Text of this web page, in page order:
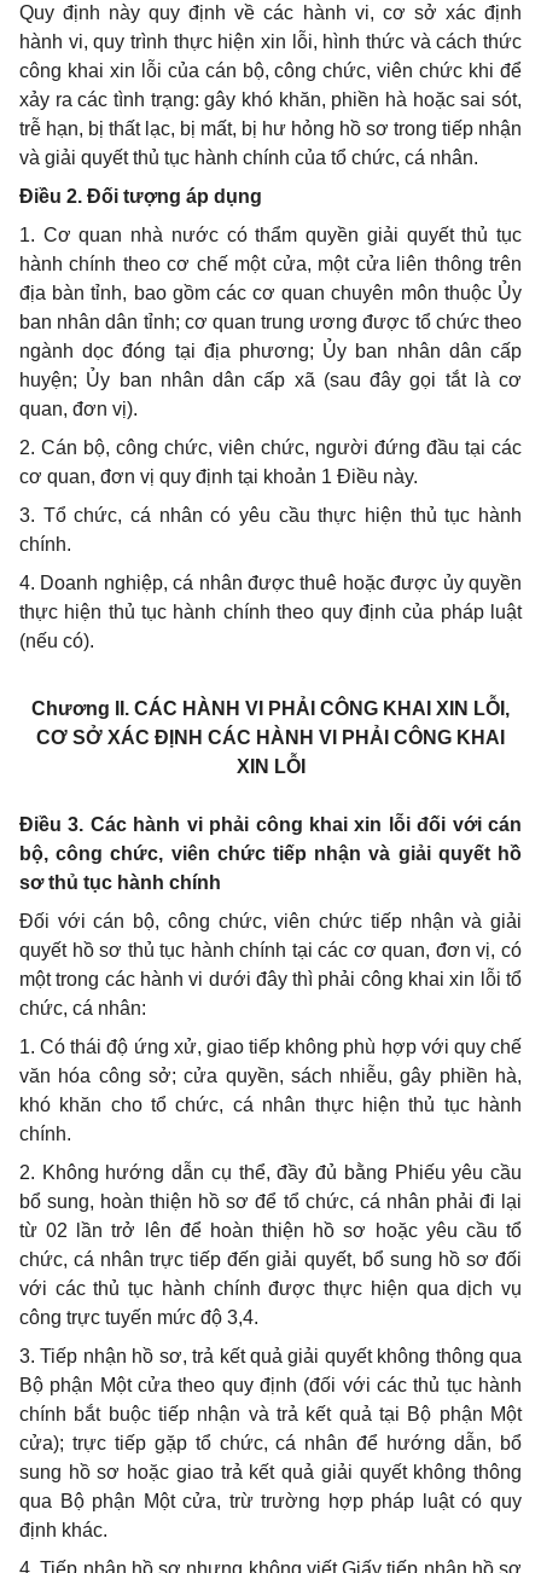
Quy định này quy định về các hành vi, cơ sở xác định
hành vi, quy trình thực hiện xin lỗi, hình thức và cách thức
công khai xin lỗi của cán bộ, công chức, viên chức khi để
xảy ra các tình trạng: gây khó khăn, phiền hà hoặc sai sót,
trễ hạn, bị thất lạc, bị mất, bị hư hỏng hồ sơ trong tiếp nhận
và giải quyết thủ tục hành chính của tổ chức, cá nhân.
Điều 2. Đối tượng áp dụng
1. Cơ quan nhà nước có thẩm quyền giải quyết thủ tục
hành chính theo cơ chế một cửa, một cửa liên thông trên
địa bàn tỉnh, bao gồm các cơ quan chuyên môn thuộc Ủy
ban nhân dân tỉnh; cơ quan trung ương được tổ chức theo
ngành dọc đóng tại địa phương; Ủy ban nhân dân cấp
huyện; Ủy ban nhân dân cấp xã (sau đây gọi tắt là cơ
quan, đơn vị).
2. Cán bộ, công chức, viên chức, người đứng đầu tại các
cơ quan, đơn vị quy định tại khoản 1 Điều này.
3. Tổ chức, cá nhân có yêu cầu thực hiện thủ tục hành
chính.
4. Doanh nghiệp, cá nhân được thuê hoặc được ủy quyền
thực hiện thủ tục hành chính theo quy định của pháp luật
(nếu có).
Chương II. CÁC HÀNH VI PHẢI CÔNG KHAI XIN LỖI,
CƠ SỞ XÁC ĐỊNH CÁC HÀNH VI PHẢI CÔNG KHAI
XIN LỖI
Điều 3. Các hành vi phải công khai xin lỗi đối với cán
bộ, công chức, viên chứctiếp nhận và giải quyết hồ
sơ thủ tục hành chính
Đối với cán bộ, công chức, viên chức tiếp nhận và giải
quyết hồ sơ thủ tục hành chính tại các cơ quan, đơn vị, có
một trong các hành vi dưới đây thì phải công khai xin lỗi tổ
chức, cá nhân:
1. Có thái độ ứng xử, giao tiếp không phù hợp với quy chế
văn hóa công sở; cửa quyền, sách nhiễu, gây phiền hà,
khó khăn cho tổ chức, cá nhân thực hiện thủ tục hành
chính.
2. Không hướng dẫn cụ thể, đầy đủ bằng Phiếu yêu cầu
bổ sung, hoàn thiện hồ sơ để tổ chức, cá nhân phải đi lại
từ 02 lần trở lên để hoàn thiện hồ sơ hoặc yêu cầu tổ
chức, cá nhân trực tiếp đến giải quyết, bổ sung hồ sơ đối
với các thủ tục hành chính được thực hiện qua dịch vụ
công trực tuyến mức độ 3,4.
3. Tiếp nhận hồ sơ, trả kết quả giải quyết không thông qua
Bộ phận Một cửa theo quy định (đối với các thủ tục hành
chính bắt buộc tiếp nhận và trả kết quả tại Bộ phận Một
cửa); trực tiếp gặp tổ chức, cá nhân để hướng dẫn, bổ
sung hồ sơ hoặc giao trả kết quả giải quyết không thông
qua Bộ phận Một cửa, trừ trường hợp pháp luật có quy
định khác.
4. Tiếp nhận hồ sơ nhưng không viết Giấy tiếp nhận hồ sơ